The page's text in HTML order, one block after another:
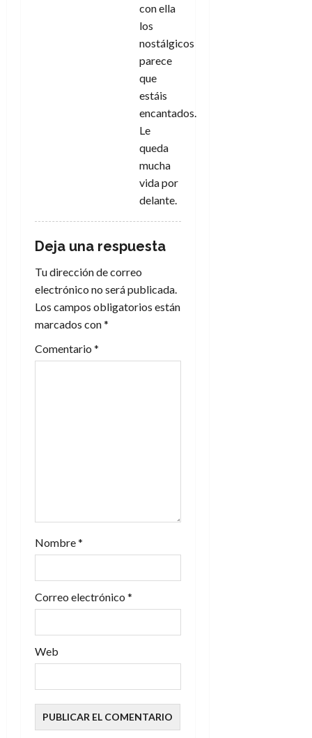
con ella
los
nostálgicos
parece
que
estáis
encantados.
Le
queda
mucha
vida por
delante.
Deja una respuesta
Tu dirección de correo
electrónico no será publicada.
Los campos obligatorios están
marcados con*
Comentario *
Nombre*
Correo electrónico *
Web